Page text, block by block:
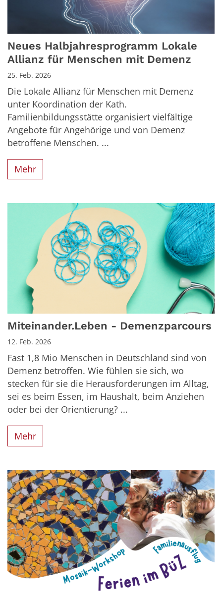
Neues Halbjahresprogramm Lokale
Allianz für Menschen mit Demenz
25. Feb. 2026
Die Lokale Allianz für Menschen mit Demenz
unter Koordination der Kath.
Familienbildungsstätte organisiert vielfältige
Angebote für Angehörige und von Demenz
betroffene Menschen. ...
Mehr
Miteinander.Leben - Demenzparcours
12. Feb. 2026
Fast 1,8 Mio Menschen in Deutschland sind von
Demenz betroffen. Wie fühlen sie sich, wo
stecken für sie die Herausforderungen im Alltag,
sei es beim Essen, im Haushalt, beim Anziehen
oder bei der Orientierung? ...
Mehr